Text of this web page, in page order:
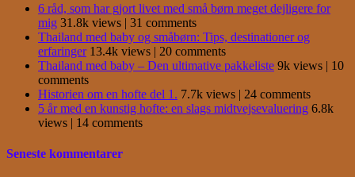
6 råd, som har gjort livet med små børn meget dejligere for
mig 31.8k views | 31 comments
Thailand med baby og småbørn: Tips, destinationer og
erfaringer 13.4k views | 20 comments
Thailand med baby – Den ultimative pakkeliste 9k views | 10
comments
Historien om en hofte del 1. 7.7k views | 24 comments
5 år med en kunstig hofte: en slags midtvejsevaluering 6.8k
views | 14 comments
Seneste kommentarer